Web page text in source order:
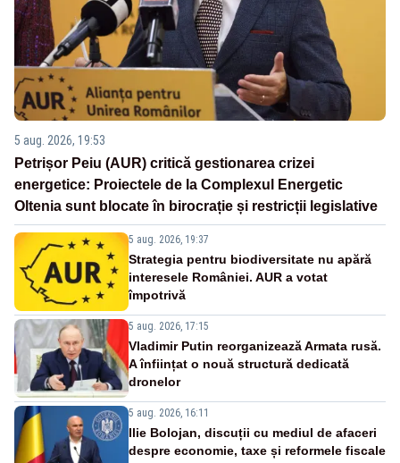
5 aug. 2026, 19:53
Petrișor Peiu (AUR) critică gestionarea crizei
energetice: Proiectele de la Complexul Energetic
Oltenia sunt blocate în birocrație și restricții legislative
5 aug. 2026, 19:37
Strategia pentru biodiversitate nu apără
interesele României. AUR a votat
împotrivă
5 aug. 2026, 17:15
Vladimir Putin reorganizează Armata rusă.
A înființat o nouă structură dedicată
dronelor
5 aug. 2026, 16:11
Ilie Bolojan, discuții cu mediul de afaceri
despre economie, taxe și reformele fiscale